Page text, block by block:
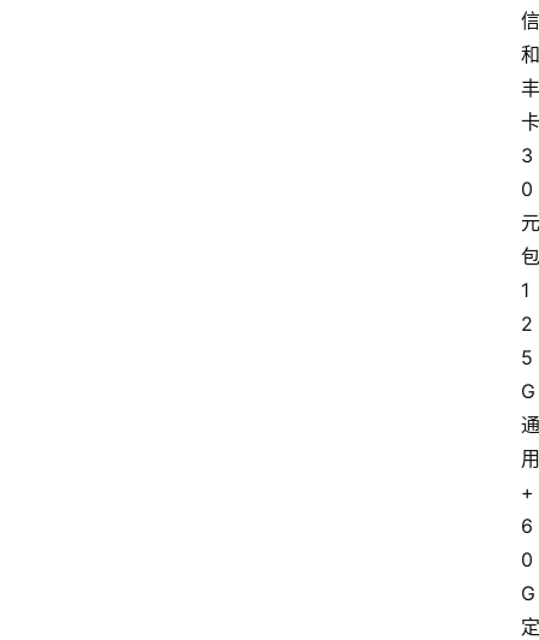
信
和
丰
卡
3
0
元
包
1
2
5
G
通
用
+
6
0
G
定